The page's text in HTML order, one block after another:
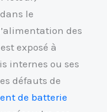
le
des
exposé à
internes ou ses
défauts de
de batterie